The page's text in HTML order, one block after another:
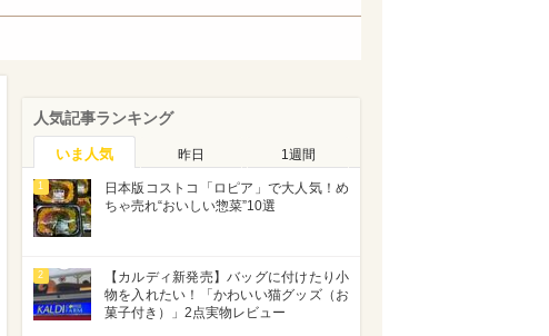
人気記事ランキング
いま人気 昨日 1週間
1
日本版コストコ「ロピア」で大人気！め
ちゃ売れ“おいしい惣菜”10選
2
【カルディ新発売】バッグに付けたり小
物を入れたい！「かわいい猫グッズ（お
菓子付き）」2点実物レビュー